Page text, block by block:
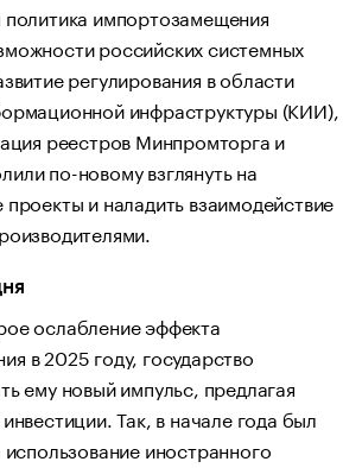
политика импортозамещения
российских системных
регулирования в области
инфраструктуры (КИИ),
реестров Минпромторга и
по-новому взглянуть на
проекты и наладить взаимодействие
ослабление эффекта
в 2025 году, государство
ему новый импульс, предлагая
Так, в начале года был
использование иностранного